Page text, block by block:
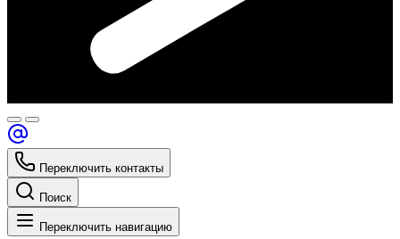
Переключить контакты
Поиск
Переключить навигацию